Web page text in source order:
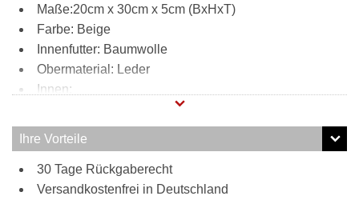
Maße:20cm x 30cm x 5cm (BxHxT)
Farbe: Beige
Innenfutter: Baumwolle
Obermaterial: Leder
Innen:
Außen:
1 Steckfach vorne
Tragweise:
Schulterriemen
Ihre Vorteile
30 Tage Rückgaberecht
Versandkostenfrei in Deutschland